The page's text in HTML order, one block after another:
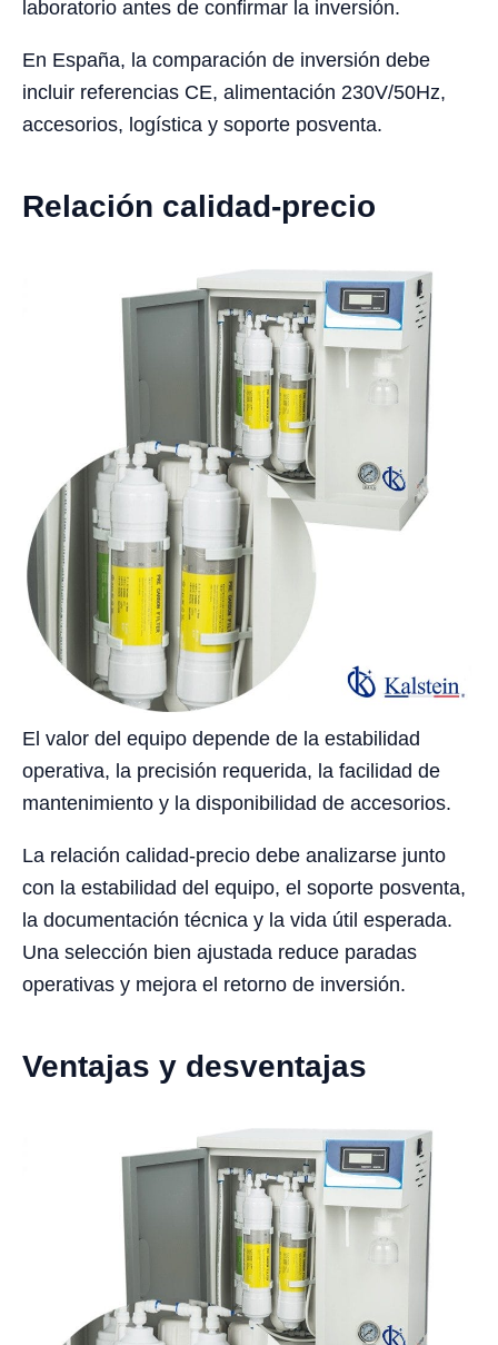
laboratorio antes de confirmar la inversión.
En España, la comparación de inversión debe
incluir referencias CE, alimentación 230V/50Hz,
accesorios, logística y soporte posventa.
Relación calidad-precio
El valor del equipo depende de la estabilidad
operativa, la precisión requerida, la facilidad de
mantenimiento y la disponibilidad de accesorios.
La relación calidad-precio debe analizarse junto
con la estabilidad del equipo, el soporte posventa,
la documentación técnica y la vida útil esperada.
Una selección bien ajustada reduce paradas
operativas y mejora el retorno de inversión.
Ventajas y desventajas